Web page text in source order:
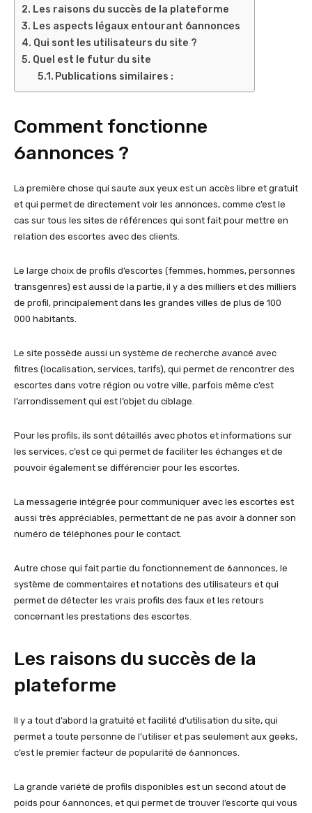
Les raisons du succès de la plateforme
Les aspects légaux entourant 6annonces
Qui sont les utilisateurs du site ?
Quel est le futur du site
Publications similaires :
Comment fonctionne
6annonces ?
La première chose qui saute aux yeux est un accès libre et gratuit
et qui permet de directement voir les annonces, comme c’est le
cas sur tous les sites de références qui sont fait pour mettre en
relation des escortes avec des clients.
Le large choix de profils d’escortes (femmes, hommes, personnes
transgenres) est aussi de la partie, il y a des milliers et des milliers
de profil, principalement dans les grandes villes de plus de 100
000 habitants.
Le site possède aussi un système de recherche avancé avec
filtres (localisation, services, tarifs), qui permet de rencontrer des
escortes dans votre région ou votre ville, parfois même c’est
l’arrondissement qui est l’objet du ciblage.
Pour les profils, ils sont détaillés avec photos et informations sur
les services, c’est ce qui permet de faciliter les échanges et de
pouvoir également se différencier pour les escortes.
La messagerie intégrée pour communiquer avec les escortes est
aussi très appréciables, permettant de ne pas avoir à donner son
numéro de téléphones pour le contact.
Autre chose qui fait partie du fonctionnement de 6annonces, le
système de commentaires et notations des utilisateurs et qui
permet de détecter les vrais profils des faux et les retours
concernant les prestations des escortes.
Les raisons du succès de la
plateforme
Il y a tout d’abord la gratuité et facilité d’utilisation du site, qui
permet a toute personne de l’utiliser et pas seulement aux geeks,
c’est le premier facteur de popularité de 6annonces.
La grande variété de profils disponibles est un second atout de
poids pour 6annonces, et qui permet de trouver l’escorte qui vous